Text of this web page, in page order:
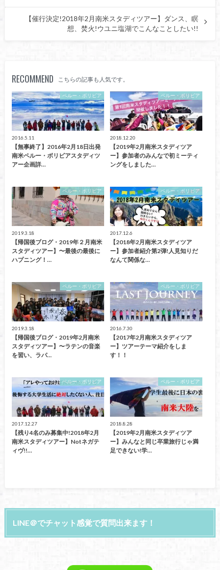
【催行決定!2018年2月南米スタディツアー】ダンス、瞑
想、焚火!ウユニ塩湖でこんなことしたい!!
RECOMMEND こちらの記事も人気です。
ペルー・ボリビア
2016.5.11
【無事終了】2016年2月18日出発
南米ペルー・ボリビアスタディツ
アー企画詳…
ペルー・ボリビア
2018.12.20
【2019年2月南米スタディツア
ー】参加者のみんなで初ミーティ
ングをしました…
ペルー・ボリビア
2019.3.18
【帰国後ブログ・2019年２月南米
スタディツアー】〜最後の最後に
ハプニング！…
ペルー・ボリビア
2017.12.6
【2018年2月南米スタディツア
ー】参加者紹介第2弾!人見知りだ
なんて関係な…
ペルー・ボリビア
2019.3.18
【帰国後ブログ・2019年2月南米
スタディツアー】〜ラテンの音楽
を習い、ラパ…
ペルー・ボリビア
2016.7.30
【2017年2月南米スタディツア
ー】ツアーテーマ紹介をしま
す！！
ペルー・ボリビア
2017.12.27
【残り4名のみ募集中!2018年2月
南米スタディツアー】Notネガテ
ィヴ!!…
ペルー・ボリビア
2018.8.28
【2019年2月南米スタディツア
ー】みんなと同じ卒業旅行じゃ満
足できない!学…
LINE＠でチャット感覚で質問出来ます！